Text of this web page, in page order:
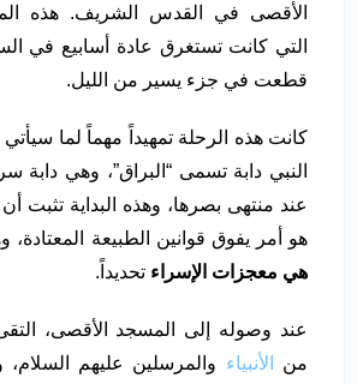
الأقصى في القدس الشريف. هذه
التي كانت تستغرق عادة أسابيع في
قطعت في جزء يسير من الليل.
كانت هذه الرحلة تمهيداً مهماً لما
النبي دابة تسمى “البراق”، وهي دابة
عند منتهى بصرها، وهذه البداية تثبت
هو أمر يفوق قوانين الطبيعة
هي معجزات الإسراء تحديداً.
عند وصوله إلى المسجد الأقصى،
من
الأنبياء والمرسلين عليهم